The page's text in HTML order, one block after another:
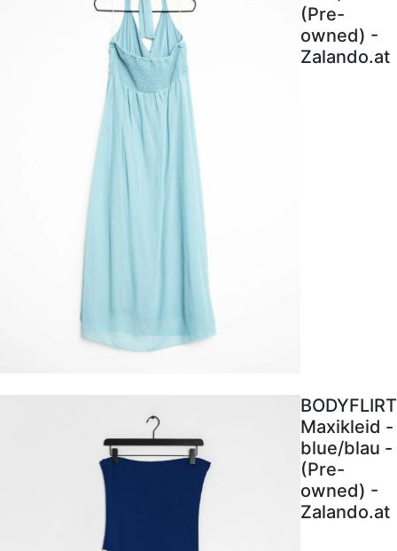
(Pre-
owned) -
Zalando.at
BODYFLIRT
Maxikleid -
blue/blau -
(Pre-
owned) -
Zalando.at